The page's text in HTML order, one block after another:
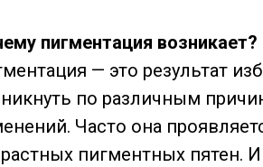
пигментация возникает?
— это результат
по различным
Часто она
пигментных пятен.